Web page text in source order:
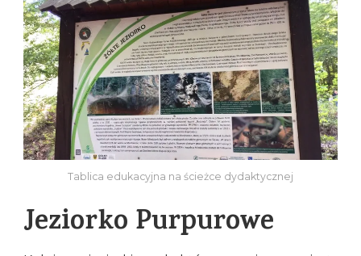
Tablica edukacyjna na ścieżce dydaktycznej
Jeziorko Purpurowe